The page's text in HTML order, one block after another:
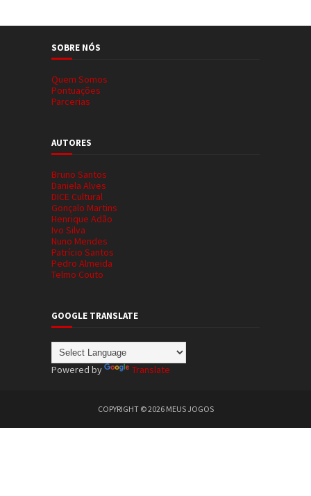
SOBRE NÓS
Quem Somos
Pontuações
Parcerias
AUTORES
Bruno Santos
Daniela Alves
DICE Cultural
Gonçalo Martins
Henrique Adão
Ivo Silva
Nuno Mendes
Patrício Santos
Pedro Almeida
Telmo Couto
GOOGLE TRANSLATE
Powered by Translate
COPYRIGHT ©2026 MEUS JOGOS